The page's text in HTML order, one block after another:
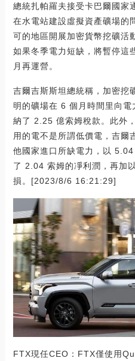
總統扎帕羅夫接受卡巴爾國家
在水電站建設虛擬資產礦場的
可的地區開展加密貨幣挖礦活
如果冬季電力短缺，將暫停這
月再運營。
吉爾吉斯斯坦總統稱，加密挖
明的礦場在 6 個月時間里向
納了 2.25 億索姆稅款。此外
用的電不是所謂低價電，吉爾
他國家進口所缺電力，以
了 2.04 索姆的凈利潤，再加
損。[2023/8/6 16:21:29]
FTX現任CEO：FTX僅使用